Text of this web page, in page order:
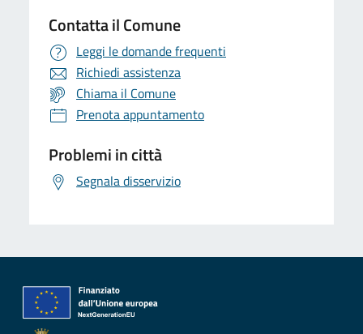
Contatta il Comune
Leggi le domande frequenti
Richiedi assistenza
Chiama il Comune
Prenota appuntamento
Problemi in città
Segnala disservizio